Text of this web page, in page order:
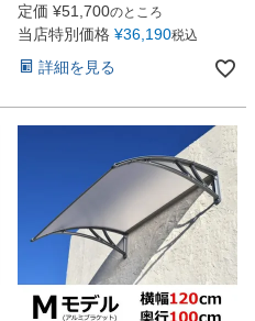
定価 ¥51,700のところ
当店特別価格 ¥36,190税込
詳細を見る